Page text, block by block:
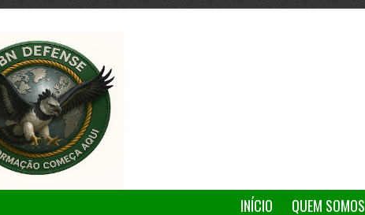
INÍCIO QUEM SOMOS